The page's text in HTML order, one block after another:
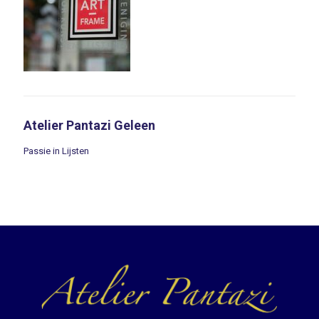
Atelier Pantazi Geleen
Passie in Lijsten